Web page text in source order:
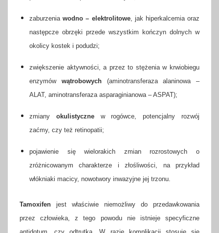
zaburzeniawodno – elektrolitowe, jak hiperkalcemia oraz
następcze obrzęki przede wszystkim kończyn dolnych w
okolicy kostek i podudzi;
zwiększenie aktywności, a przez to stężenia w krwiobiegu
enzymów wątrobowych(aminotransferaza alaninowa –
ALAT, aminotransferaza asparaginianowa – ASPAT);
zmiany okulistycznew rogówce, potencjalny rozwój
zaćmy, czy też retinopatii;
pojawienie się wielorakich zmian rozrostowych o
zróżnicowanym charakterze i złośliwości, na przykład
włókniaki macicy, nowotwory inwazyjne jej trzonu.
Tamoxifen jest właściwie niemożliwy do przedawkowania
przez człowieka, z tego powodu nie istnieje specyficzne